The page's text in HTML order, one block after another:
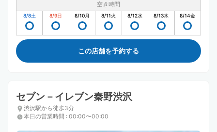
空き時間
8/8土 8/9日 8/10月 8/11火 8/12水 8/13木 8/14金
この店舗を予約する
セブン－イレブン秦野渋沢
渋沢駅から徒歩3分
本日の営業時間 : 00:00〜00:00